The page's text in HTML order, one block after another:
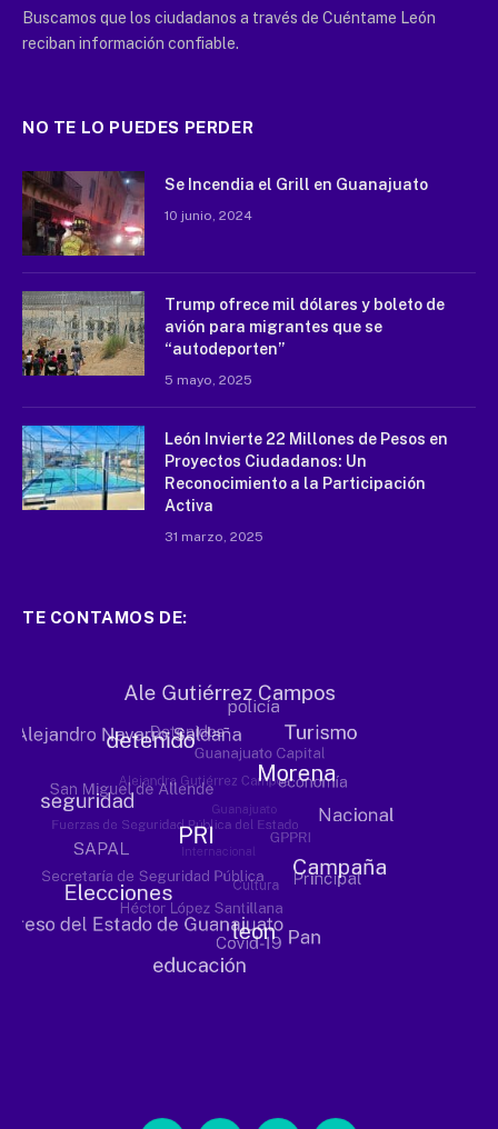
Buscamos que los ciudadanos a través de Cuéntame León
reciban información confiable.
NO TE LO PUEDES PERDER
Se Incendia el Grill en Guanajuato
10 junio, 2024
Trump ofrece mil dólares y boleto de
avión para migrantes que se
“autodeporten”
5 mayo, 2025
León Invierte 22 Millones de Pesos en
Proyectos Ciudadanos: Un
Reconocimiento a la Participación
Activa
31 marzo, 2025
TE CONTAMOS DE: